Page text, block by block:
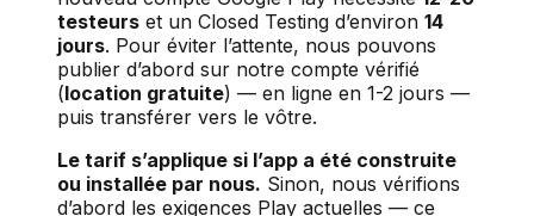
testeurs et un Closed Testing d’environ 14
jours. Pour éviter l’attente, nous pouvons
publier d’abord sur notre compte vérifié
(location gratuite) — en ligne en 1-2 jours —
puis transférer vers le vôtre.
Le tarif s’applique si l’app a été construite
ou installée par nous. Sinon, nous vérifions
d’abord les exigences Play actuelles — ce